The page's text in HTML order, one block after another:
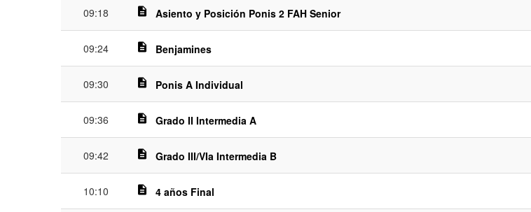
09:18 description Asiento y Posición Ponis 2 FAH Senior
09:24 description Benjamines
09:30 description Ponis A Individual
09:36 description Grado II Intermedia A
09:42 description Grado III/VIa Intermedia B
10:10 description 4 años Final